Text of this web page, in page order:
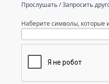
Прослушать/Запросить
Наберите символы, которые